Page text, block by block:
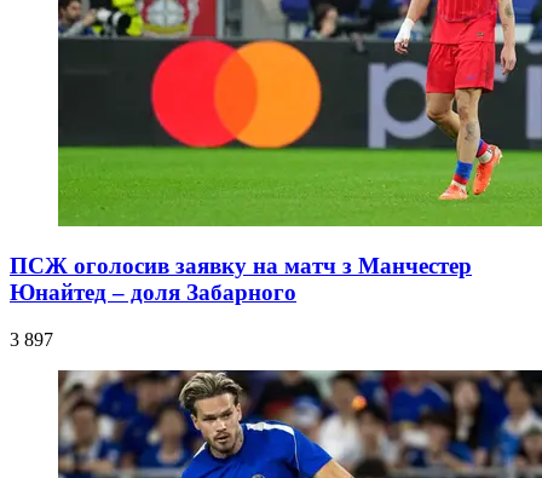
ПСЖ оголосив заявку на матч з Манчестер
Юнайтед – доля Забарного
3 897